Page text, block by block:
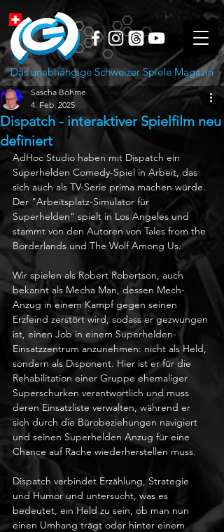
Das unabhängige Schweizer Spiele Magazin
Dispatch - interaktiver Spielfilm neu
definiert
Sascha Böhme
4. Feb. 2025
AdHoc Studio haben mit Dispatch ein
Superhelden Comedy-Spiel in Arbeit, das
sich auch als TV-Serie prima machen würde.
Der "Arbeitsplatz-Simulator für
Superhelden" spielt in Los Angeles und
stammt von den Autoren von Tales from the
Borderlands und The Wolf Among Us.
Wir spielen als Robert Robertson, auch
bekannt als Mecha Man, dessen Mech-
Anzug in einem Kampf gegen seinen
Erzfeind zerstört wird, sodass er gezwungen
ist, einen Job in einem Superhelden-
Einsatzzentrum anzunehmen: nicht als Held,
sondern als Disponent. Hier ist er für die
Rehabilitation einer Gruppe ehemaliger
Superschurken verantwortlich und muss
deren Einsatzliste verwalten, während er
sich durch die Bürobeziehungen navigiert
und seinen Superhelden Anzug für eine
Chance auf Rache wiederherstellen muss.
Dispatch verbindet Erzählung, Strategie
und Humor und untersucht, was es
bedeutet, ein Held zu sein, ob man nun
einen Umhang trägt oder hinter einem